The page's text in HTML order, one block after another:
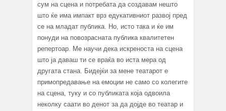
сум на сцена и потребата да создавам нешто
што ќе има импакт врз едукативниот развој пред
се на младат публика. Но, исто така и ќе им
понуди на повозрасната публика квалитетен
репертоар. Ме научи дека искреноста на сцена
што ја даваш ти се враќа во иста мера од
другата стана. Бидејќи за мене театарот е
примопредавање на емоции не само со колегите
на сцена, туку и со публиката која одвоила
неколку саати во денот за да дојде во театар и